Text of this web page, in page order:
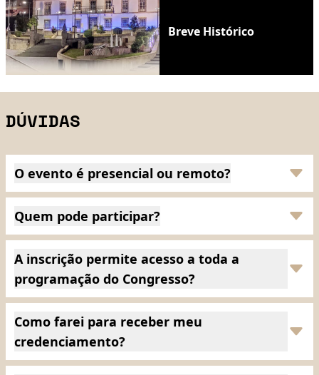
Breve Histórico
DÚVIDAS
O evento é presencial ou remoto?
Quem pode participar?
A inscrição permite acesso a toda a
programação do Congresso?
Como farei para receber meu
credenciamento?